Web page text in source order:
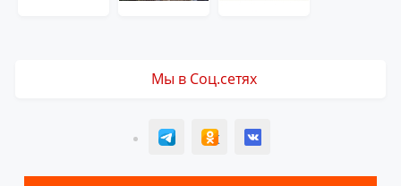
Мы в Соц.сетях
T ОК ВК